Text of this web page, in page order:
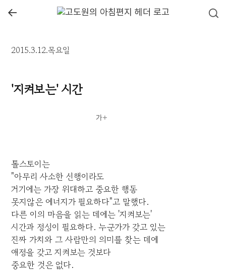
←
2015.3.12.목요일
'지켜보는' 시간
톨스토이는
"아무리 사소한 선행이라도
거기에는 가장 위대하고 중요한 행동
못지않은 에너지가 필요하다"고 말했다.
다른 이의 마음을 읽는 데에는 '지켜보는'
시간과 정성이 필요하다. 누군가가 갖고 있는
진짜 가치와 그 사람만의 의미를 찾는 데에
애정을 갖고 지켜보는 것보다
중요한 것은 없다.